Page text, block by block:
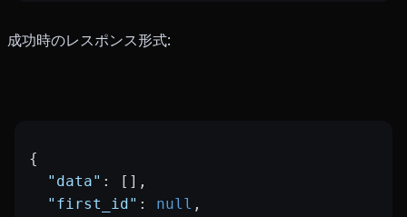
成功時のレスポンス形式:
{
  "data"
: [],
  "first_id"
: null ,